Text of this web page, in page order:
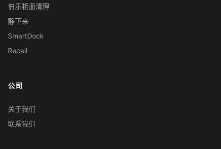
伯乐相册清理
静下来
SmartDock
Recall
公司
关于我们
联系我们